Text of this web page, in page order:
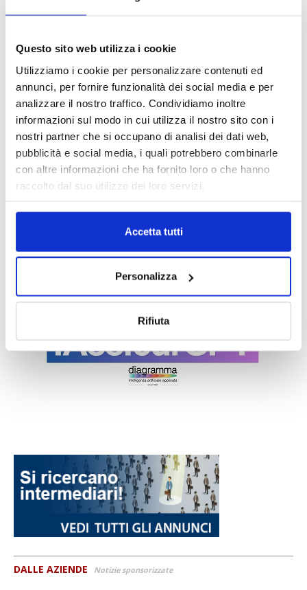
Questo sito web utilizza i cookie
Utilizziamo i cookie per personalizzare contenuti ed
annunci, per fornire funzionalità dei social media e per
analizzare il nostro traffico. Condividiamo inoltre
informazioni sul modo in cui utilizza il nostro sito con i
nostri partner che si occupano di analisi dei dati web,
pubblicità e social media, i quali potrebbero combinarle
con altre informazioni che ha fornito loro o che hanno
raccolto dal suo utilizzo dei loro servizi.
Accetta tutti
Personalizza
Rifiuta
risparmio
DALLE AZIENDE Notizie sponsorizzate